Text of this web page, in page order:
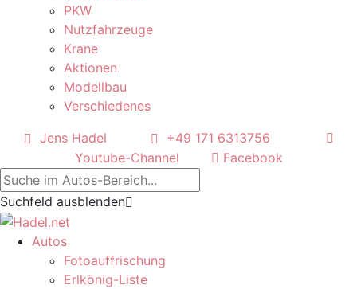
PKW
Nutzfahrzeuge
Krane
Aktionen
Modellbau
Verschiedenes
Jens Hadel
+49 171 6313756
Youtube-Channel
Facebook
Suchfeld ausblenden
Autos
Fotoauffrischung
Erlkönig-Liste